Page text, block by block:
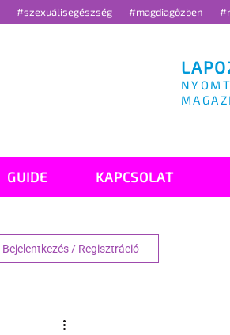
#szexuálisegészség #magdiagőzben
GUIDE KAPCSOLAT
Bejelentkezés / Regisztráció